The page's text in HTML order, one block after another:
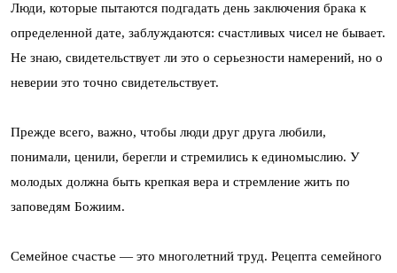
Люди, которые пытаются подгадать день заключения брака к
определенной дате, заблуждаются: счастливых чисел не бывает.
Не знаю, свидетельствует ли это о серьезности намерений, но о
неверии это точно свидетельствует.
Прежде всего, важно, чтобы люди друг друга любили,
понимали, ценили, берегли и стремились к единомыслию. У
молодых должна быть крепкая вера и стремление жить по
заповедям Божиим.
Семейное счастье — это многолетний труд. Рецепта семейного